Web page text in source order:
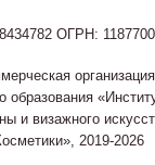
ОГРН:
образования
и визажного
2019-2026